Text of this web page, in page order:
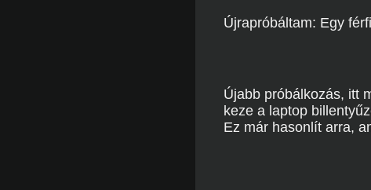
Újrapróbáltam: Egy
Újabb próbálkozás, itt
keze a laptop
Ez már hasonlít arra,